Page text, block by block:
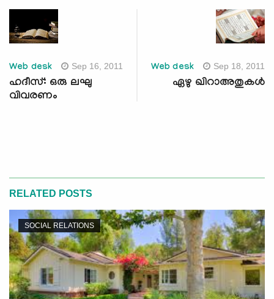
Web desk Sep 16, 2011
ഹദീസ്: ഒരു ലഘു
വിവരണം
Web desk Sep 18, 2011
ഏഴു ഖിറാഅതുകള്‍
RELATED POSTS
SOCIAL RELATIONS